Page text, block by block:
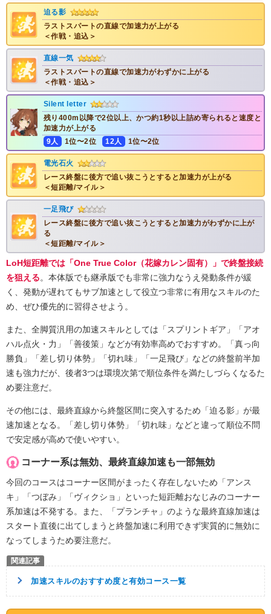
迫る影
ラストスパートの直線で加速力が上がる
＜作戦・追込＞
直線一気
ラストスパートの直線で加速力がわずかに上がる
＜作戦・追込＞
Silent letter
残り400m以降で2位以上、かつ約1秒以上詰め寄られると速度と
加速力が上がる
9人
1位〜2位 12人 1位〜2位
電光石火
レース終盤に後方で追い抜こうとすると加速力が上がる
＜短距離/マイル＞
一足飛び
レース終盤に後方で追い抜こうとすると加速力がわずかに上が
る
＜短距離/マイル＞
LoH短距離では「One True Color（花嫁カレン固有）」で終盤接続
を狙える。本体版でも継承版でも非常に強力なうえ発動条件が緩
く、発動が遅れてもサブ加速として役立つ非常に有用なスキルのた
め、ぜひ優先的に習得させよう。
また、全脚質汎用の加速スキルとしては「スプリントギア」「アオ
ハル点火・力」「善後策」などが有効率高めでおすすめ。「真っ向
勝負」「差し切り体勢」「切れ味」「一足飛び」などの終盤前半加
速も強力だが、後者3つは環境次第で順位条件を満たしづらくなるた
め要注意だ。
その他には、最終直線から終盤区間に突入するため「迫る影」が最
速加速となる。「差し切り体勢」「切れ味」などと違って順位不問
で安定感が高めで使いやすい。
コーナー系は無効、最終直線加速も一部無効
今回のコースはコーナー区間がまったく存在しないため「アンス
キ」「つぼみ」「ヴィクショ」といった短距離おなじみのコーナー
系加速は不発する。また、「プランチャ」のような最終直線加速は
スタート直後に出てしまうと終盤加速に利用できず実質的に無効に
なってしまうため要注意だ。
加速スキルのおすすめ度と有効コース一覧